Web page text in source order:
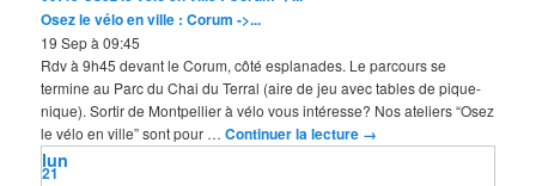
Osez le vélo en ville : Corum ->...
19 Sep à 09:45
Rdv à 9h45 devant le Corum, côté esplanades. Le parcours se
termine au Parc du Chai du Terral (aire de jeu avec tables de pique-
nique). Sortir de Montpellier à vélo vous intéresse? Nos ateliers “Osez
le vélo en ville” sont pour …Continuer la lecture →
21
lun